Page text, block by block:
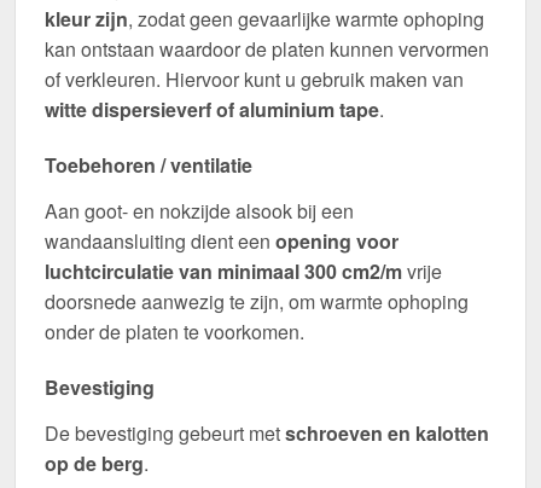
kleur zijn, zodat geen gevaarlijke warmte ophoping
kan ontstaan waardoor de platen kunnen vervormen
of verkleuren. Hiervoor kunt u gebruik maken van
witte dispersieverf of aluminium tape.
Toebehoren / ventilatie
Aan goot- en nokzijde alsook bij een
wandaansluiting dient een opening voor
luchtcirculatie van minimaal 300 cm2/mvrije
doorsnede aanwezig te zijn, om warmte ophoping
onder de platen te voorkomen.
Bevestiging
De bevestiging gebeurt metschroeven en kalotten
op de berg.